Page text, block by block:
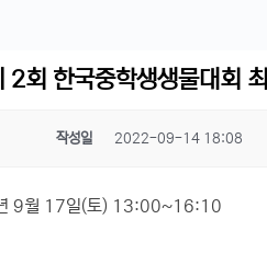
회 한국중학생생물대회
작성일 2022-09-14 18:08
9월 17일(토) 13:00~16:10